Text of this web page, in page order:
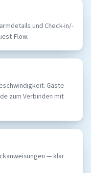
und Check-in/-
Flow.
Gäste
zum Verbinden mit
— klar